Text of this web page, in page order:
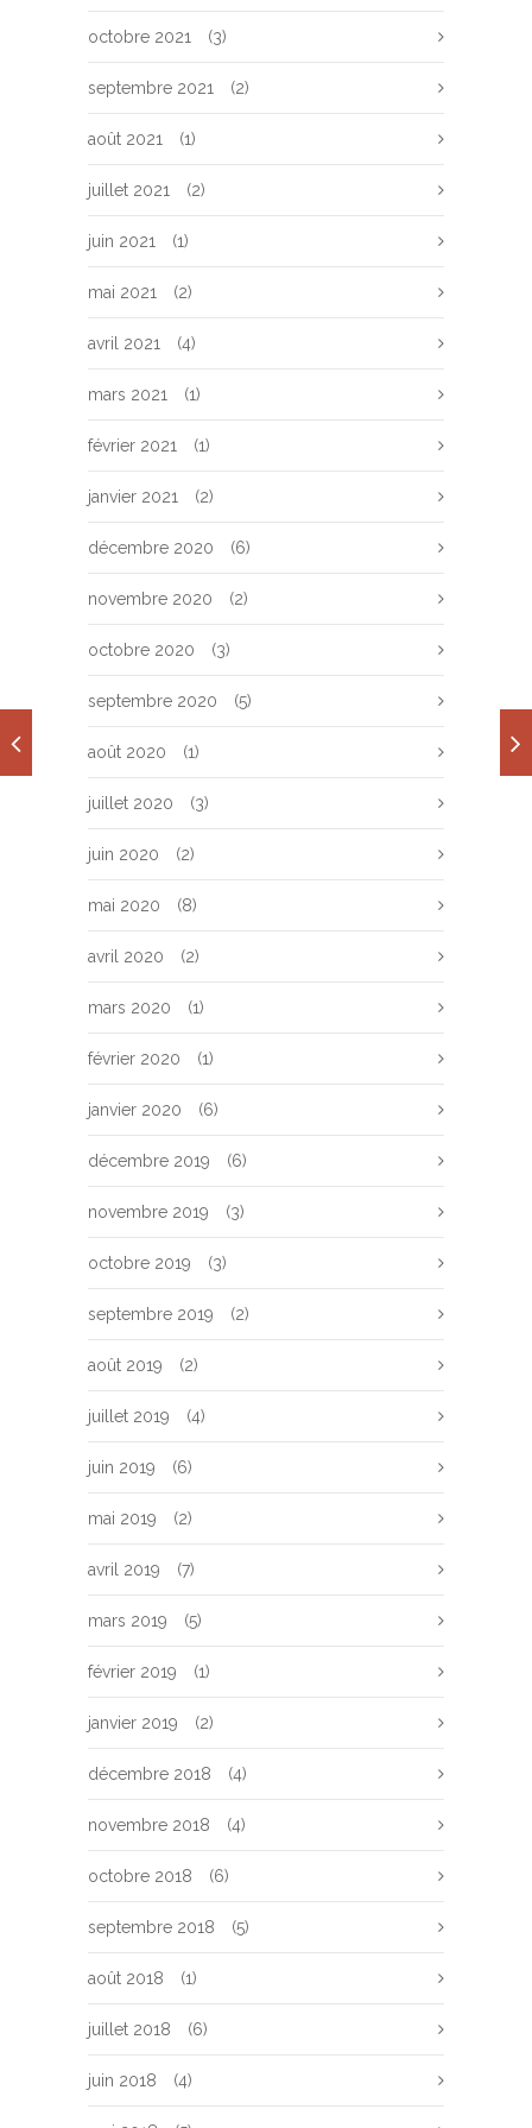
octobre 2021 (3)
septembre 2021 (2)
août 2021 (1)
juillet 2021 (2)
juin 2021 (1)
mai 2021 (2)
avril 2021 (4)
mars 2021 (1)
février 2021 (1)
janvier 2021 (2)
décembre 2020 (6)
novembre 2020 (2)
octobre 2020 (3)
septembre 2020 (5)
août 2020 (1)
juillet 2020 (3)
juin 2020 (2)
mai 2020 (8)
avril 2020 (2)
mars 2020 (1)
février 2020 (1)
janvier 2020 (6)
décembre 2019 (6)
novembre 2019 (3)
octobre 2019 (3)
septembre 2019 (2)
août 2019 (2)
juillet 2019 (4)
juin 2019 (6)
mai 2019 (2)
avril 2019 (7)
mars 2019 (5)
février 2019 (1)
janvier 2019 (2)
décembre 2018 (4)
novembre 2018 (4)
octobre 2018 (6)
septembre 2018 (5)
août 2018 (1)
juillet 2018 (6)
juin 2018 (4)